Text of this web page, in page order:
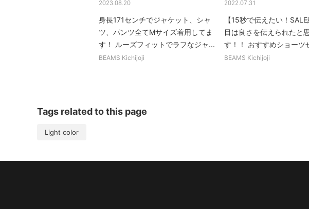
2023.08.20
身長171センチでジャケット、シャ
ツ、パンツ全てMサイズ着用してま
す！ ルーズフィットでラフなジャ...
BEAMS Kichijoji
2022.07.31
【15秒で伝えたい！
目は良さを伝えられたと
す！！ おすすめショーツ
BEAMS Kichijoji
Tags related to this page
Light color